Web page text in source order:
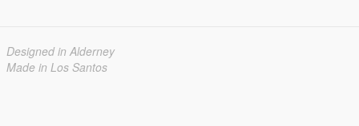
Designed in Alderney
Made in Los Santos